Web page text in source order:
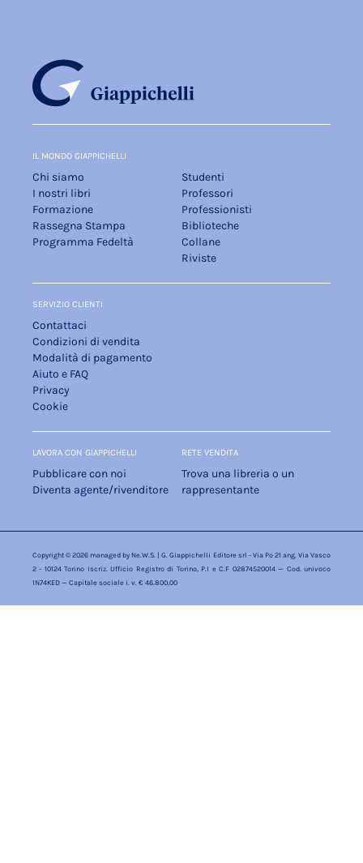
IL MONDO GIAPPICHELLI
Chi siamo
I nostri libri
Formazione
Rassegna Stampa
Programma Fedeltà
Studenti
Professori
Professionisti
Biblioteche
Collane
Riviste
SERVIZIO CLIENTI
Contattaci
Condizioni di vendita
Modalità di pagamento
Aiuto e FAQ
Privacy
Cookie
LAVORA CON GIAPPICHELLI
Pubblicare con noi
Diventa agente/rivenditore
RETE VENDITA
Trova una libreria o un
rappresentante
Copyright © 2026 managed by Ne.W.S. | G. Giappichelli Editore srl - Via Po 21 ang. Via Vasco
2 - 10124 Torino Iscriz. Ufficio Registro di Torino, P.I e C.F 02874520014 — Cod. univoco
1N74KED — Capitale sociale i. v. € 46.800,00